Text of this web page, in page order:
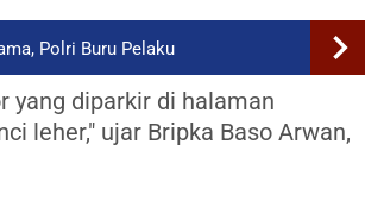
Polri Buru Pelaku
yang diparkir di halaman
leher," ujar Bripka Baso Arwan,